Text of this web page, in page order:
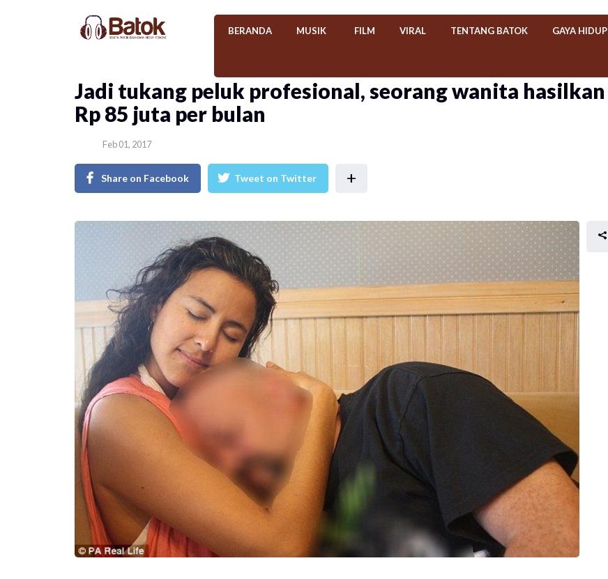
BERANDA MUSIK FILM VIRAL TENTANG BATOK GAYA HIDUP
Jadi tukang peluk profesional, seorang wanita hasilkan
Rp 85 juta per bulan
Feb 01, 2017
Share on Facebook Tweet on Twitter +